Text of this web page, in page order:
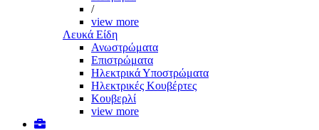
/
view more
Λευκά Είδη
Ανωστρώματα
Επιστρώματα
Ηλεκτρικά Υποστρώματα
Ηλεκτρικές Κουβέρτες
Κουβερλί
view more